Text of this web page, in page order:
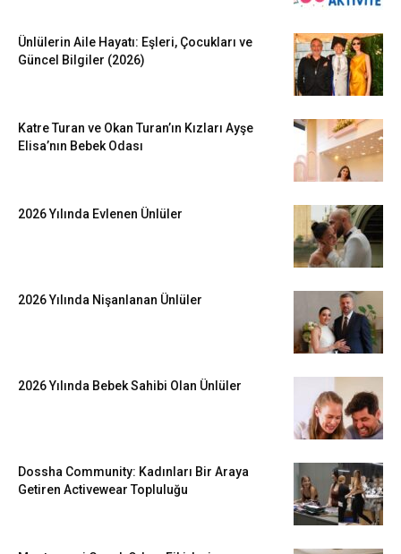
Ünlülerin Aile Hayatı: Eşleri, Çocukları ve
Güncel Bilgiler (2026)
Katre Turan ve Okan Turan’ın Kızları Ayşe
Elisa’nın Bebek Odası
2026 Yılında Evlenen Ünlüler
2026 Yılında Nişanlanan Ünlüler
2026 Yılında Bebek Sahibi Olan Ünlüler
Dossha Community: Kadınları Bir Araya
Getiren Activewear Topluluğu